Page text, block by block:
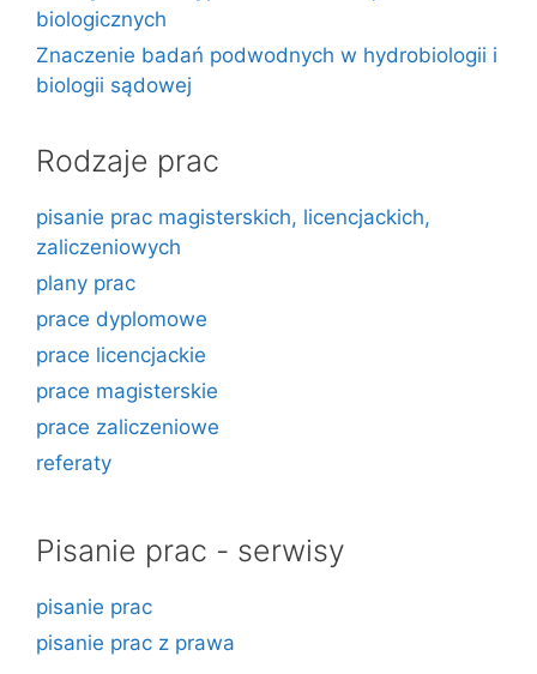
biologicznych
Znaczenie badań podwodnych w hydrobiologii i
biologii sądowej
Rodzaje prac
pisanie prac magisterskich, licencjackich,
zaliczeniowych
plany prac
prace dyplomowe
prace licencjackie
prace magisterskie
prace zaliczeniowe
referaty
Pisanie prac - serwisy
pisanie prac
pisanie prac z prawa